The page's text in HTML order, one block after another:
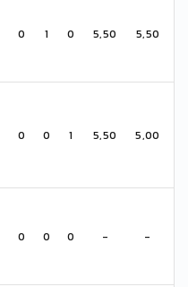
0 1 0 5,50 5,50
0 0 1 5,50 5,00
0 0 0 - -